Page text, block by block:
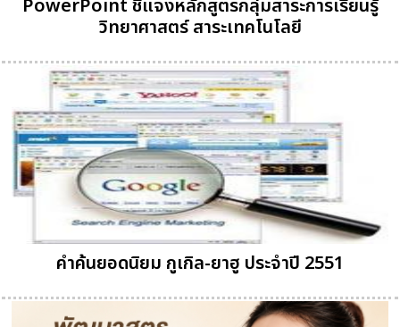
PowerPoint ชี้แจงหลักสูตรกลุ่มสาระการเรียนรู้
วิทยาศาสตร์ สาระเทคโนโลยี
คำค้นยอดนิยม กูเกิล-ยาฮู ประจำปี 2551